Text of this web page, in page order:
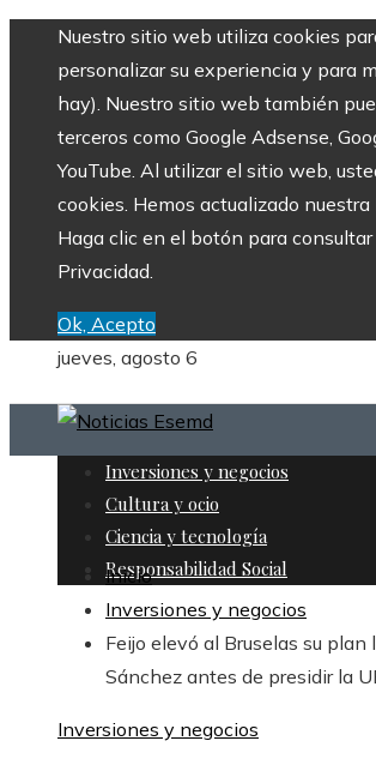
Nuestro sitio web utiliza cookies
personalizar su experiencia y para
hay). Nuestro sitio web también
terceros como Google Adsense,
YouTube. Al utilizar el sitio web,
cookies. Hemos actualizado
Haga clic en el botón para
Privacidad.
Ok, Acepto
jueves, agosto 6
Inversiones y negocios
Cultura y ocio
Ciencia y tecnología
Responsabilidad Social
Inicio
Inversiones y negocios
Feijo elevó al Bruselas su
Sánchez antes de presidir la
Inversiones y negocios